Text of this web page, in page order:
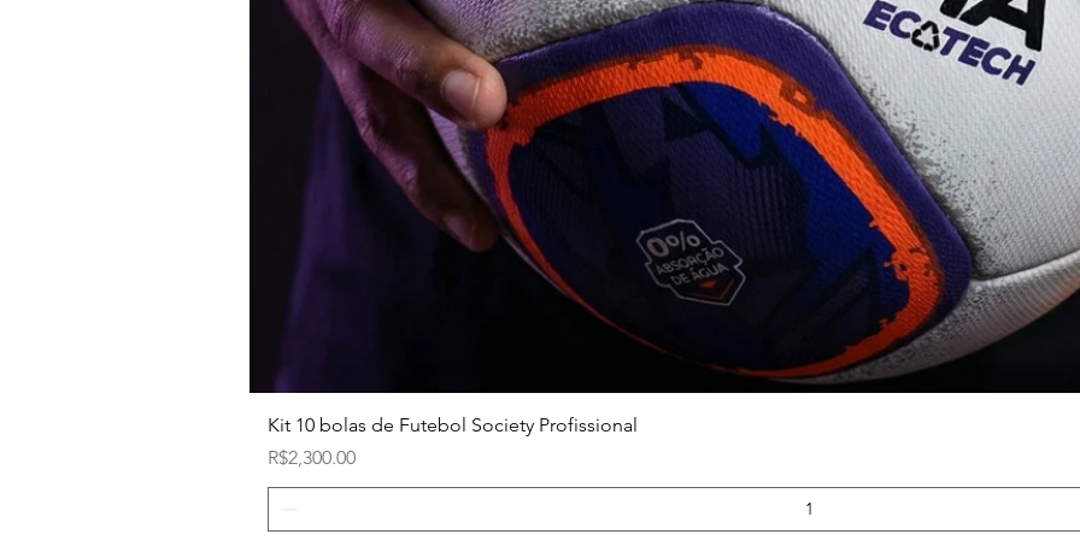
Kit 10 bolas de Futebol Society Profissional
Price
R$2,300.00